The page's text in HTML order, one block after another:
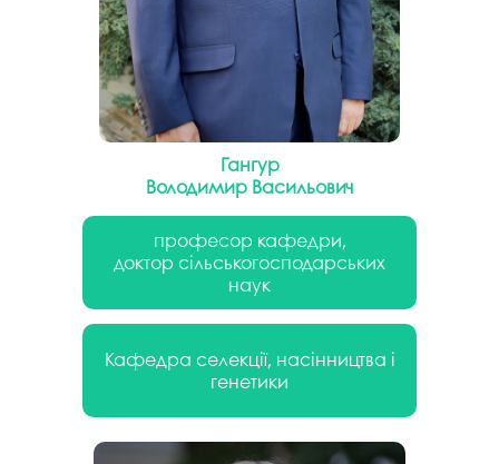
Гангур
Володимир Васильович
професор кафедри,
доктор сільськогосподарських
наук
Кафедра селекції, насінництва і
генетики